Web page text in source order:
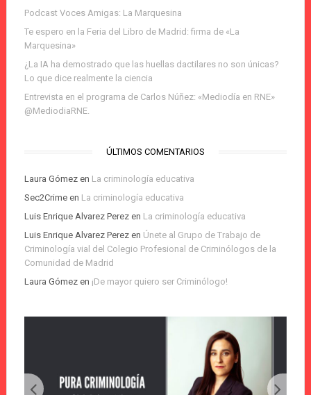
Podcast Voces Amigas: La Marquesina
Te espero en la Feria del Libro de Madrid: firma de «La
Marquesina»
¿La IA ha demostrado que las huellas dactilares no son únicas?
Lo que dice realmente la ciencia
Entrevista en el programa de Carlos Núñez: «Mediodía en RNE»
@MediodiaRNE.
ÚLTIMOS COMENTARIOS
Laura Gómezen La criminología educativa
Sec2Crimeen La criminología educativa
Luis Enrique Alvarez Perezen La criminología educativa
Luis Enrique Alvarez Perezen Únete al Grupo de Trabajo de
Criminología vial del Colegio Profesional de Criminólogos de la
Comunidad de Madrid
Laura Gómezen ¡De mayor quiero ser Criminólogo!